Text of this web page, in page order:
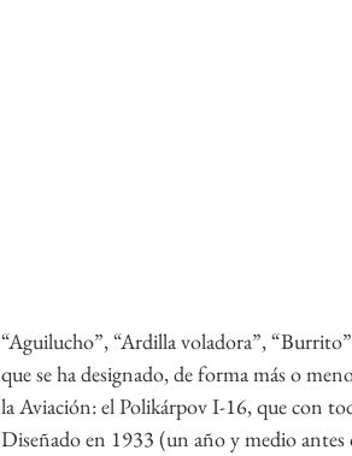
“Aguilucho”, “Ardilla voladora”,
que se ha designado, de forma más o
la Aviación: el Polikárpov I-16, que con
Diseñado en 1933 (un año y medio antes